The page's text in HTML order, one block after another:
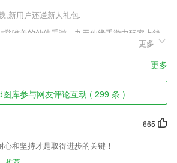
,新用户还送新人礼包.
常唯美的仙侠手游，九天仙缘手游中玩家上线
中所有的道具装备等只需要1元钱就能直接购
抽取礼盒还有几率爆出8998元充值卡，游戏的
来玩吧。
色
交易服务，线上办理更省心；
味2265英语视频，母语浸泡，提升语感
更多
更多
图库参与网友评论互动 ( 299 条 )
665
和坚持才是取得进步的关键！